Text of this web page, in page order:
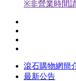
※非營業時間
滾石購物網簡
最新公告